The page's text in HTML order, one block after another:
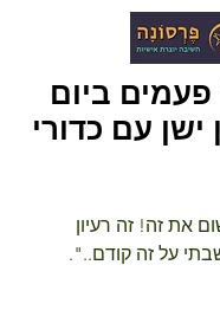
להתקלח 10 פעמים ביום
ישן עם כדורי
את זה! זה רעיון
על זה קודם..".